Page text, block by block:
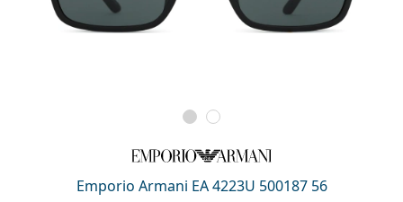
Emporio Armani EA 4223U 500187 56